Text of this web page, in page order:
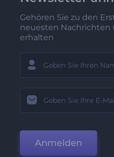
Gehören Sie zu den
neuesten Nachrichten
erhalten
Anmelden